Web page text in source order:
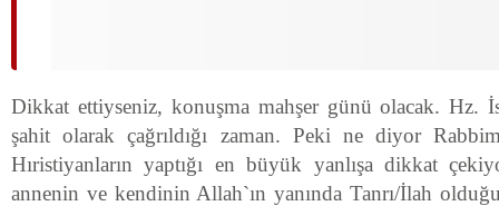
Dikkat ettiyseniz, konuşma mahşer günü olacak. Hz.
şahit olarak çağrıldığı zaman. Peki ne diyor
Hıristiyanların yaptığı en büyük yanlışa dikkat
annenin ve kendinin Allah`ın yanında Tanrı/İlah